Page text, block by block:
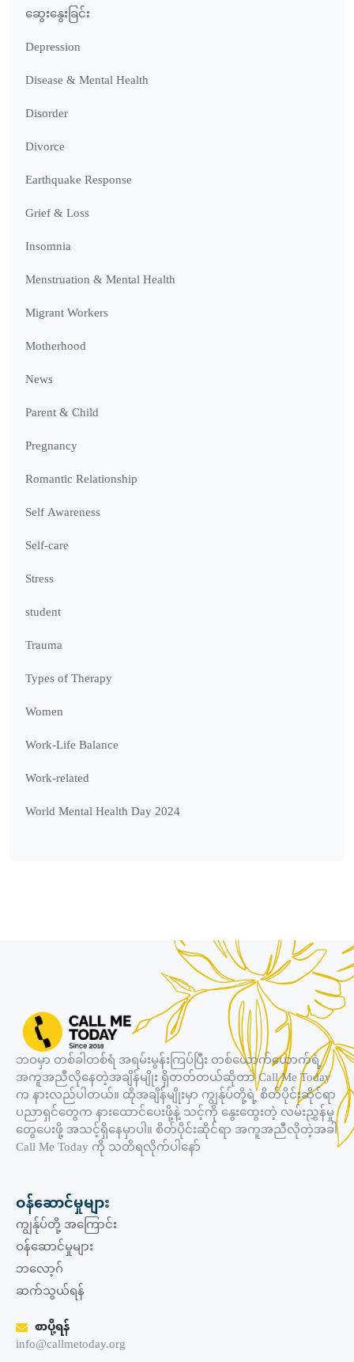
ဆွေးနွေးခြင်း
Depression
Disease & Mental Health
Disorder
Divorce
Earthquake Response
Grief & Loss
Insomnia
Menstruation & Mental Health
Migrant Workers
Motherhood
News
Parent & Child
Pregnancy
Romantic Relationship
Self Awareness
Self-care
Stress
student
Trauma
Types of Therapy
Women
Work-Life Balance
Work-related
World Mental Health Day 2024
ဘဝမှာ တစ်ခါတစ်ရံ အရမ်းမွန်းကြပ်ပြီး တစ်ယောက်ယောက်ရဲ့
အကူအညီလိုနေတဲ့အချိန်မျိုး ရှိတတ်တယ်ဆိုတာ Call Me Today
က နားလည်ပါတယ်။ ထိုအချိန်မျိုးမှာ ကျွန်ုပ်တို့ရဲ့ စိတ်ပိုင်းဆိုင်ရာ
ပညာရှင်တွေက နားထောင်ပေးဖို့နဲ့ သင့်ကို နွေးထွေးတဲ့ လမ်းညွှန်မှု
တွေပေးဖို့ အသင့်ရှိနေမှာပါ။ စိတ်ပိုင်းဆိုင်ရာ အကူအညီလိုတဲ့အခါ
Call Me Today ကို သတိရလိုက်ပါနော်
ဝန်ဆောင်မှုများ
ကျွန်ုပ်တို့ အကြောင်း
ဝန်ဆောင်မှုများ
ဘလော့ဂ်
ဆက်သွယ်ရန်
စာပို့ရန်
info@callmetoday.org